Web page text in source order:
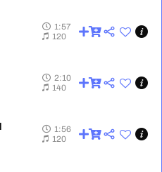
1:57
1:57
120
2:10
2:10
140
1:56
1:56
120